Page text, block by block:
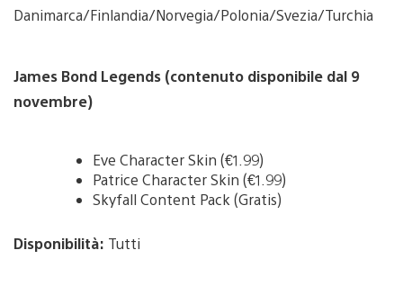
Danimarca/Finlandia/Norvegia/Polonia/Svezia/Turchia
James Bond Legends (contenuto disponibile dal 9
novembre)
Eve Character Skin (€1.99)
Patrice Character Skin (€1.99)
Skyfall Content Pack (Gratis)
Disponibilità: Tutti